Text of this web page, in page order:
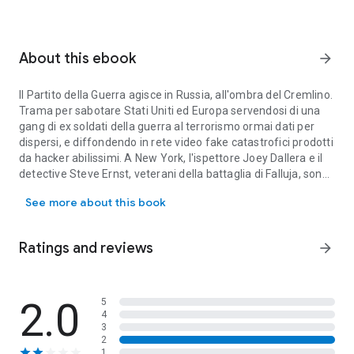
About this ebook arrow_forward
Il Partito della Guerra agisce in Russia, all'ombra del Cremlino.
Trama per sabotare Stati Uniti ed Europa servendosi di una
gang di ex soldati della guerra al terrorismo ormai dati per
dispersi, e diffondendo in rete video fake catastrofici prodotti
da hacker abilissimi. A New York, l'ispettore Joey Dallera e il
detective Steve Ernst, veterani della battaglia di Falluja, sono
rinvenuto davanti a un topless bar di Brooklyn.
collegano presto il delitto alla saga, virale sul web, dei
caratteri che risalgono all'Impero Romano, a portare i due
poliziotti nei sotterranei del Vaticano, sulle tracce della gang
dei cosiddetti "Gladiatori". Alla Casa Bianca, intanto, la prima
presidente donna degli Stati Uniti si prepara al peggio, dopo il
See more about this book
Ratings and reviews arrow_forward
2.0
5
4
3
2